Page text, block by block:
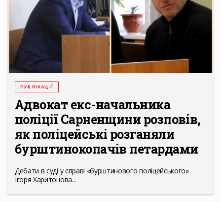
ПУБЛІКАЦІЇ
Адвокат екс-начальника
поліції Сарненщини розповів,
як поліцейські розганяли
бурштинокопачів петардами
Дебати в суді у справі «бурштинового поліцейського»
Ігоря Харитонова...